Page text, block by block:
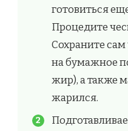
готовиться
Процедите
Сохраните
на бумажное
жир), а также
жарился.